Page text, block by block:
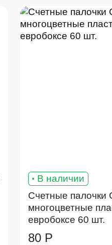
В наличии
Счетные
многоцветные
евробоксе 60 шт.
80 Р